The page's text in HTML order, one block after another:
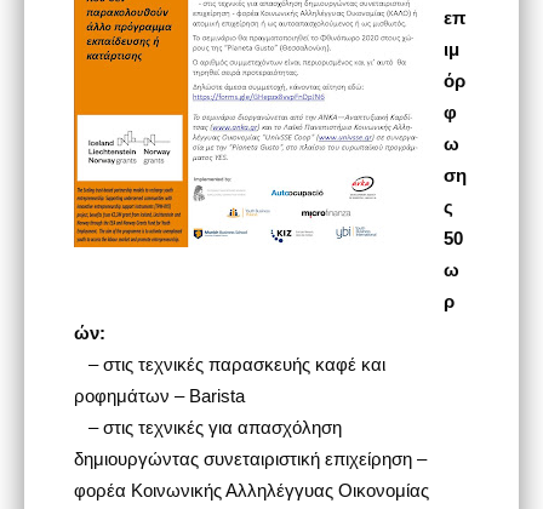
επ
ιμ
όρ
φ
ω
ση
ς
50
ω
ρ
ών:
– στις τεχνικές παρασκευής καφέ και
ροφημάτων – Barista
– στις τεχνικές για απασχόληση
δημιουργώντας συνεταιριστική επιχείρηση –
φορέα Κοινωνικής Αλληλέγγυας Οικονομίας